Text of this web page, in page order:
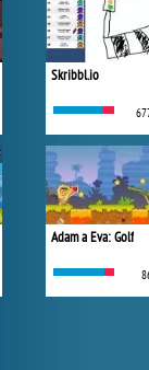
Skribbl.io
Adam a Eva: Golf